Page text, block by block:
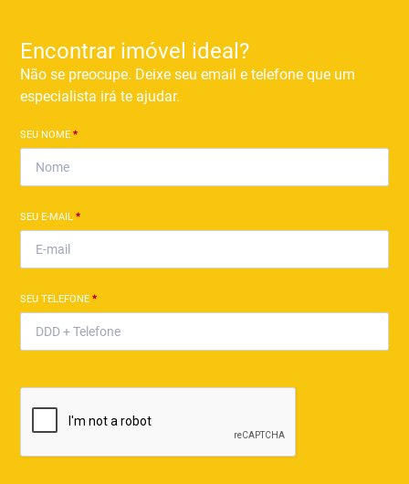
Encontrar imóvel ideal?
Não se preocupe. Deixe seu email e telefone que um
especialista irá te ajudar.
SEU NOME*
SEU E-MAIL*
SEU TELEFONE*